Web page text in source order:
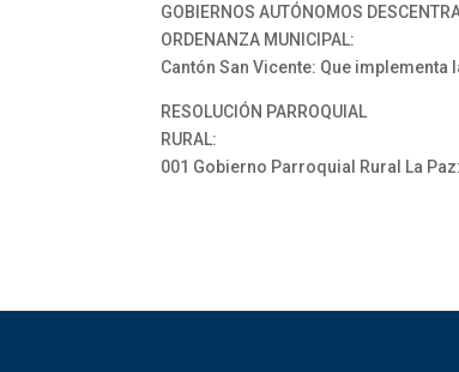
GOBIERNOS AUTÓNOMOS
ORDENANZA MUNICIPAL:
Cantón San Vicente: Que
RESOLUCIÓN PARROQUIAL
RURAL:
001 Gobierno Parroquial Rural La